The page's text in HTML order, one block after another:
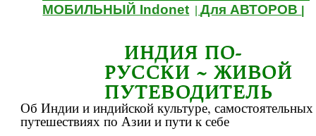
МОБИЛЬНЫЙ Indonet |Для АВТОРОВ
ИНДИЯ ПО-
РУССКИ ~ ЖИВОЙ
ПУТЕВОДИТЕЛЬ
Об Индии и индийской культуре, самостоятельных
путешествиях по Азии и пути к себе